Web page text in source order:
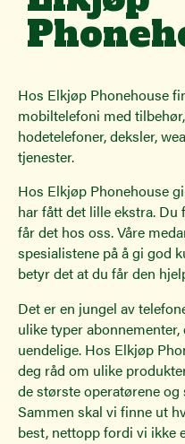
Hos Elkjøp Phonehouse
mobiltelefoni med
hodetelefoner, deksler,
tjenester.
Hos Elkjøp Phonehouse
har fått det lille ekstra. Du
får det hos oss. Våre
spesialistene på å gi god
betyr det at du får den
Det er en jungel av
ulike typer
uendelige. Hos Elkjøp
deg råd om ulike
de største operatørene
Sammen skal vi finne ut
best, nettopp fordi vi ikke